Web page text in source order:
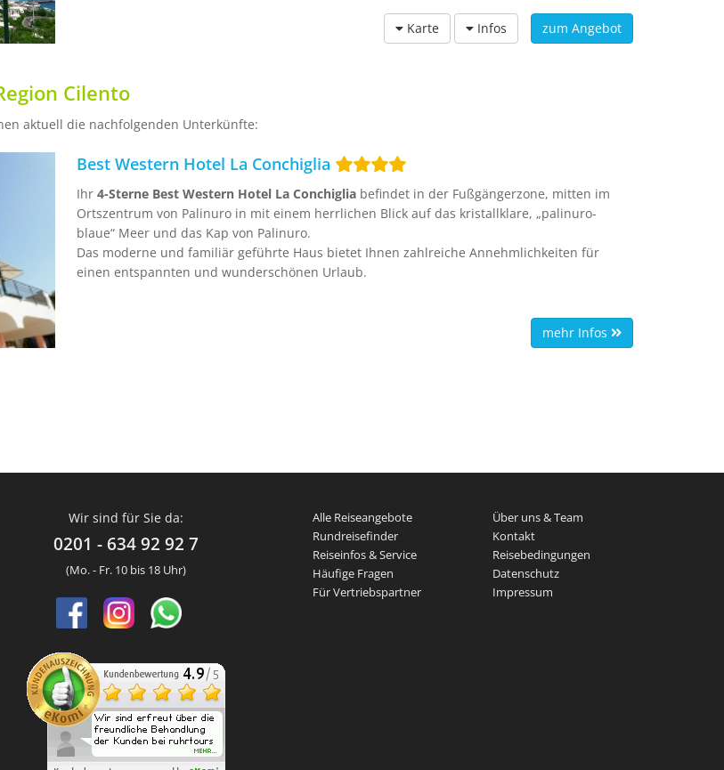
Karte Infos zum Angebot
Cilento
aktuell die nachfolgenden Unterkünfte:
Best Western Hotel La Conchiglia
Ihr 4-Sterne Best Western Hotel La Conchiglia befindet in der Fußgängerzone, mitten im
Ortszentrum von Palinuro in mit einem herrlichen Blick auf das kristallklare, „palinuro-
blaue“ Meer und das Kap von Palinuro.
Das moderne und familiär geführte Haus bietet Ihnen zahlreiche Annehmlichkeiten für
einen entspannten und wunderschönen Urlaub.
mehr Infos
Wir sind für Sie da:
0201 - 634 92 92 7
(Mo. - Fr. 10 bis 18 Uhr)
Alle Reiseangebote
Rundreisefinder
Reiseinfos & Service
Häufige Fragen
Für Vertriebspartner
Über uns & Team
Kontakt
Reisebedingungen
Datenschutz
Impressum